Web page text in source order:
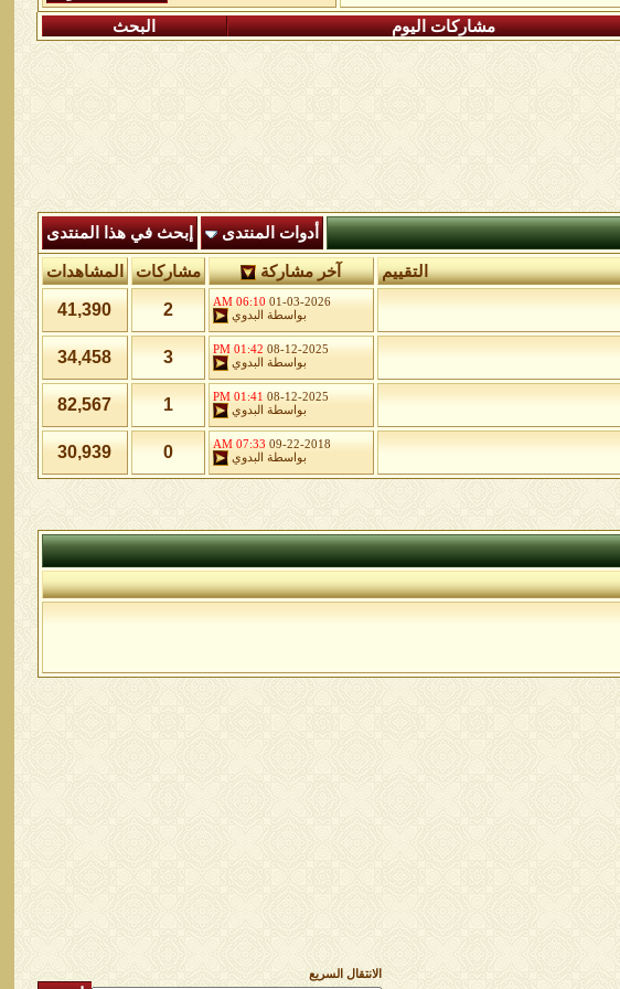
مشاركات اليوم البحث
أدوات المنتدى إبحث في هذا المنتدى
التقييم آخر مشاركة مشاركات المشاهدات
01-03-2026
06:10 AM
بواسطة
البدوي 2
41,390
08-12-2025
01:42 PM
بواسطة
البدوي 3
34,458
08-12-2025
01:41 PM
بواسطة
البدوي 1
82,567
09-22-2018
07:33 AM
بواسطة
البدوي 0
30,939
الانتقال السريع